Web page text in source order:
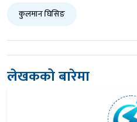
कुलमान घिसिङ
लेखकको बारेमा